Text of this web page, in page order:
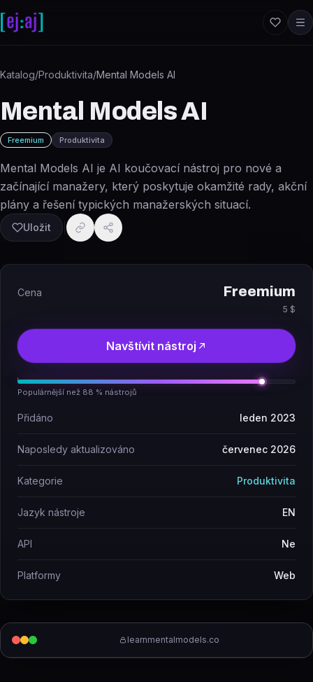
Katalog/Produktivita/Mental Models AI
Mental Models AI
Freemium Produktivita
Mental Models AI je AI koučovací nástroj pro nové a
začínající manažery, který poskytuje okamžité rady, akční
plány a řešení typických manažerských situací.
Uložit
learnmentalmodels.co
Cena Freemium
5 $
Navštívit nástroj
Populárnější než 88 % nástrojů
Přidáno leden 2023
Naposledy aktualizováno červenec 2026
Kategorie Produktivita
Jazyk nástroje EN
API Ne
Platformy Web